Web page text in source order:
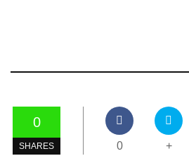
0
SHARES 0 +